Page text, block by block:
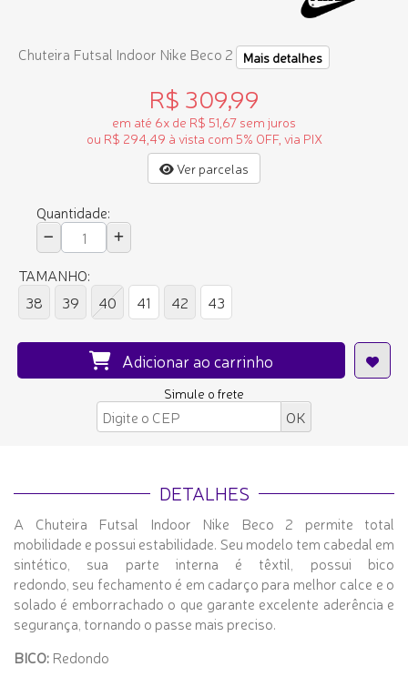
Chuteira Futsal Indoor Nike Beco 2 Mais detalhes
R$ 309,99
em até 6x de R$ 51,67 sem juros
ou R$ 294,49 à vista com 5% OFF, via PIX
Ver parcelas
Quantidade:
TAMANHO:
38
39 40 41 42 43
Adicionar ao carrinho
Simule o frete
DETALHES
A Chuteira Futsal Indoor Nike Beco 2 permite total
mobilidade e possui estabilidade. Seu modelo tem cabedal em
sintético, sua parte interna é têxtil, possui bico
redondo, seu fechamento é em cadarço para melhor calce e o
solado é emborrachado o que garante excelente aderência e
segurança, tornando o passe mais preciso.
BICO: Redondo